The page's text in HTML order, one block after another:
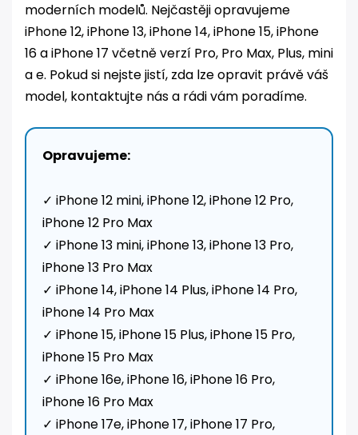
moderních modelů. Nejčastěji opravujeme
iPhone 12, iPhone 13, iPhone 14, iPhone 15, iPhone
16 a iPhone 17 včetně verzí Pro, Pro Max, Plus, mini
a e. Pokud si nejste jistí, zda lze opravit právě váš
model, kontaktujte nás a rádi vám poradíme.
Opravujeme:
✓ iPhone 12 mini, iPhone 12, iPhone 12 Pro,
iPhone 12 Pro Max
✓ iPhone 13 mini, iPhone 13, iPhone 13 Pro,
iPhone 13 Pro Max
✓ iPhone 14, iPhone 14 Plus, iPhone 14 Pro,
iPhone 14 Pro Max
✓ iPhone 15, iPhone 15 Plus, iPhone 15 Pro,
iPhone 15 Pro Max
✓ iPhone 16e, iPhone 16, iPhone 16 Pro,
iPhone 16 Pro Max
✓ iPhone 17e, iPhone 17, iPhone 17 Pro,